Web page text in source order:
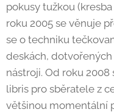
pokusy tužkou
roku 2005 se věnuje
se o techniku
deskách,
nástroji. Od roku
libris pro sběratele z
většinou momentální